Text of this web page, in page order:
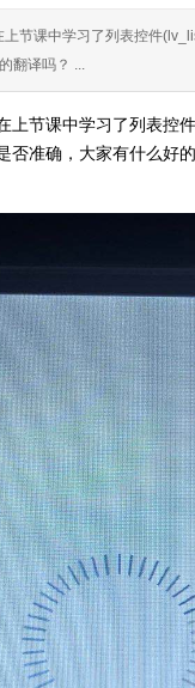
节课中学习了列表控件
翻译吗？ ...
上节课中学习了列表
准确，大家有什么好